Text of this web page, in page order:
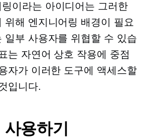
이라는 아이디어는 그러한
위해 엔지니어링 배경이 필요
일부 사용자를 위협할 수 있습
는 자연어 상호 작용에 중점
자가 이러한 도구에 액세스할
입니다.
용하기